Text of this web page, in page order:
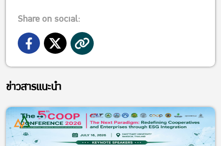
Share on social:
ข่าวสารแนะนำ